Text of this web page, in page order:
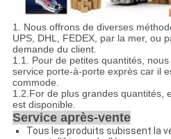
1. Nous offrons de diverses
UPS, DHL, FEDEX, par la mer, ou
demande du client.
1.1. Pour de petites quantités,
service porte-à-porte exprès car il
commode.
1.2.For de plus grandes quantités,
est disponible.
Service après-vente
Tous les produits subissent la